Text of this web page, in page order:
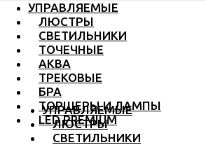
УПРАВЛЯЕМЫЕ
ЛЮСТРЫ
СВЕТИЛЬНИКИ
ТОЧЕЧНЫЕ
АКВА
ТРЕКОВЫЕ
БРА
ТОРШЕРЫ И ЛАМПЫ
LED PREMIUM
УПРАВЛЯЕМЫЕ
ЛЮСТРЫ
СВЕТИЛЬНИКИ